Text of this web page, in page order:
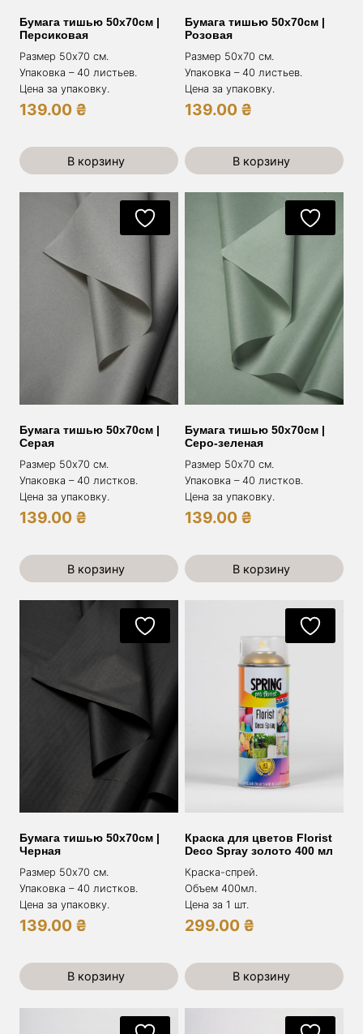
Бумага тишью 50х70см |
Персиковая
Размер 50х70 см.
Упаковка – 40 листьев.
Цена за упаковку.
139.00 ₴
В корзину
Бумага тишью 50х70см |
Розовая
Размер 50х70 см.
Упаковка – 40 листьев.
Цена за упаковку.
139.00 ₴
В корзину
Бумага тишью 50х70см |
Серая
Размер 50х70 см.
Упаковка – 40 листков.
Цена за упаковку.
139.00 ₴
В корзину
Бумага тишью 50х70см |
Серо-зеленая
Размер 50х70 см.
Упаковка – 40 листков.
Цена за упаковку.
139.00 ₴
В корзину
Бумага тишью 50х70см |
Черная
Размер 50х70 см.
Упаковка – 40 листков.
Цена за упаковку.
139.00 ₴
В корзину
Краска для цветов Florist
Deco Spray золото 400 мл
Краска-спрей.
Объем 400мл.
Цена за 1 шт.
299.00 ₴
В корзину